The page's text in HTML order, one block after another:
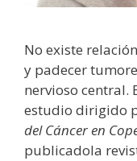
No existe
y padecer
nervioso central.
estudio dirigido
del Cáncer en
publicadola